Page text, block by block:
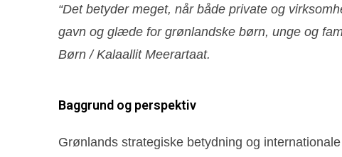
“Det betyder meget, når både private og
gavn og glæde for grønlandske børn, unge og
Børn / Kalaallit Meerartaat.
Baggrund og perspektiv
Grønlands strategiske betydning og